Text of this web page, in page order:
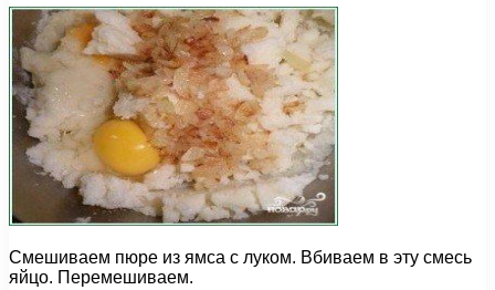
Смешиваем пюре из ямса с луком. Вбиваем в эту смесь
яйцо. Перемешиваем.